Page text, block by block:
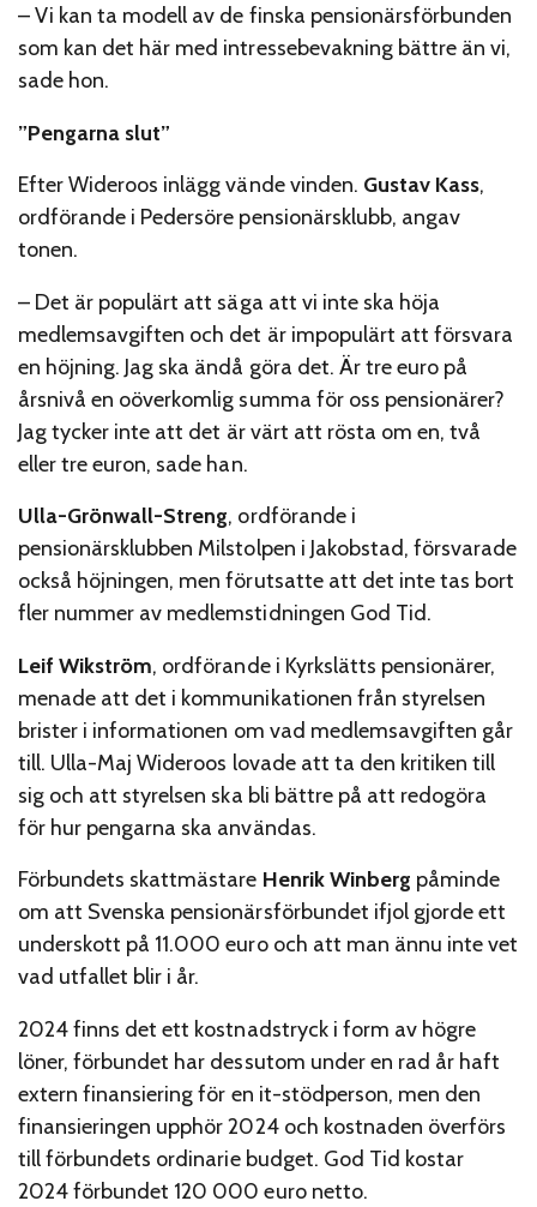
– Vi kan ta modell av de finska pensionärsförbunden
som kan det här med intressebevakning bättre än vi,
sade hon.
”Pengarna slut”
Efter Wideroos inlägg vände vinden. Gustav Kass,
ordförande i Pedersöre pensionärsklubb, angav
tonen.
– Det är populärt att säga att vi inte ska höja
medlemsavgiften och det är impopulärt att försvara
en höjning. Jag ska ändå göra det. Är tre euro på
årsnivå en oöverkomlig summa för oss pensionärer?
Jag tycker inte att det är värt att rösta om en, två
eller tre euron, sade han.
Ulla-Grönwall-Streng, ordförande i
pensionärsklubben Milstolpen i Jakobstad, försvarade
också höjningen, men förutsatte att det inte tas bort
fler nummer av medlemstidningen God Tid.
Leif Wikström, ordförande i Kyrkslätts pensionärer,
menade att det i kommunikationen från styrelsen
brister i informationen om vad medlemsavgiften går
till. Ulla-Maj Wideroos lovade att ta den kritiken till
sig och att styrelsen ska bli bättre på att redogöra
för hur pengarna ska användas.
Förbundets skattmästare Henrik Winberg påminde
om att Svenska pensionärsförbundet ifjol gjorde ett
underskott på 11.000 euro och att man ännu inte vet
vad utfallet blir i år.
2024 finns det ett kostnadstryck i form av högre
löner, förbundet har dessutom under en rad år haft
extern finansiering för en it-stödperson, men den
finansieringen upphör 2024 och kostnaden överförs
till förbundets ordinarie budget. God Tid kostar
2024 förbundet 120 000 euro netto.